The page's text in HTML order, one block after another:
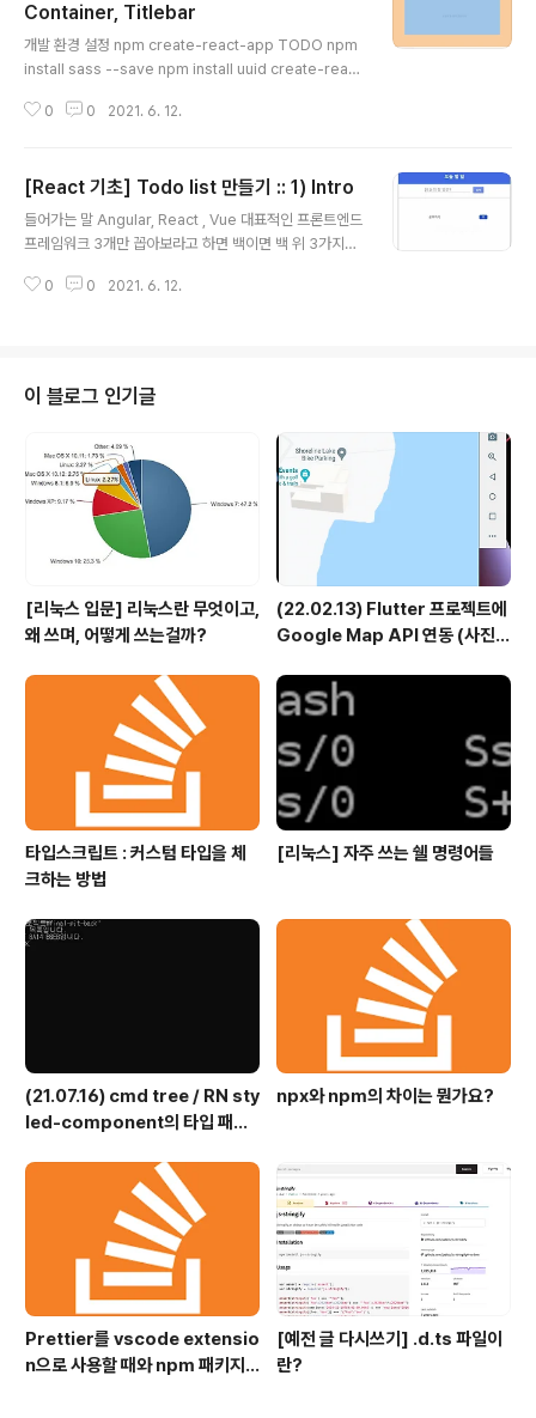
function getServerSideProps() { return { props:
{ randoms: Math.round(Math.random() * 100) }, };
} export default function Home({ rand..
Container, Titlebar
개발 환경 설정 npm create-react-app TODO npm
install sass --save npm install uuid create-react
대신에 scss를 사용할 것이기 때문에, sass도 준비해두
추가로 uuid 라이브러리를 가져오자. uuid는 Universal
Unique Identifier (범용 단일 식별자)의 약어로, 호출한
다면 랜덤으로 생성된 문자열을 반환해준다. 컴포넌트에 k
d를 안 쓴다면, id가 필요할 때 max_in..
0 0 2021. 6. 12.
[React 기초] Todo list 만들기 :: 1) Intro
들어가는 말 Angular, React , Vue 대표적인 프론트엔드
프레임워크 3개만 꼽아보라고 하면 백이면 백 위 3가지를
를 배우면서 이건 정말 간단하고 편한 만능 프레임워크라
크를 쉽사리 사용하기 어려운 점도 있겠지만, 분명 React
그 자체만의 장점도 분명 있을 것이다. 그 물음에 답하기 위
해 내가 직접 React를 사용해보기로 했다. 공식문서에서
제공하는 튜토리얼과, 인터넷 강의 ( 큰 맘 먹고 유료로 결
재함 ) 에서 주어지는 실습 과제들을 진행해봤는데, 하다..
0 0 2021. 6. 12.
이 블로그 인기글
[리눅스 입문] 리눅스란 무엇이고,
왜 쓰며, 어떻게 쓰는걸까?
(22.02.13) Flutter 프로젝트에
Google Map API 연동 (사진
타입스크립트 : 커스텀 타입을 체
크하는 방법
[리눅스] 자주 쓰는 쉘 명령어들
(21.07.16) cmd tree / RN sty
led-component의 타입 패키
npx와 npm의 차이는 뭔가요?
Prettier를 vscode extensio
n으로 사용할 때와 npm 패키지
[예전 글 다시쓰기] .d.ts 파일이
란?